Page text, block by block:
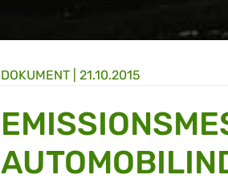
DOKUMENT 21.10.2015